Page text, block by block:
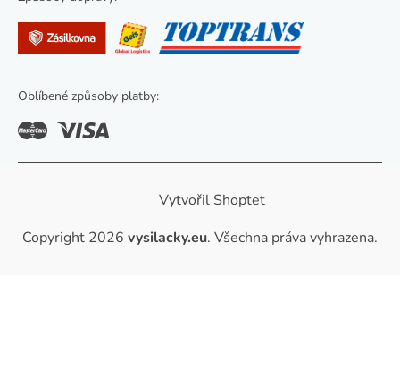
Oblíbené způsoby platby:
Vytvořil Shoptet
Copyright 2026 vysilacky.eu. Všechna práva vyhrazena.